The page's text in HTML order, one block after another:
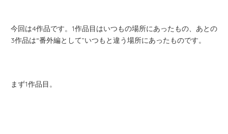
今回は4作品です。1作品目はいつもの場所にあったもの、あとの
3作品は“番外編として”いつもと違う場所にあったものです。
まず1作品目。